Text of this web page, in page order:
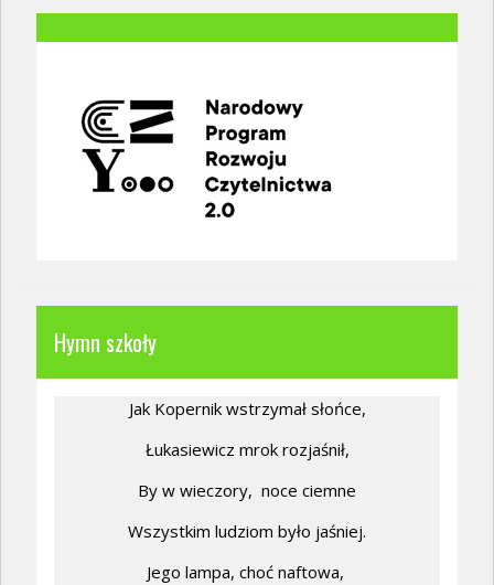
Hymn szkoły
Jak Kopernik wstrzymał słońce,
Łukasiewicz mrok rozjaśnił,
By w wieczory, noce ciemne
Wszystkim ludziom było jaśniej.
Jego lampa, choć naftowa,